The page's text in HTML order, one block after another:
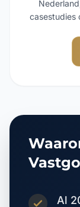
casestudies
Al